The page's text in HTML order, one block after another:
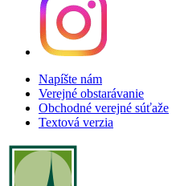
Napíšte nám
Verejné obstarávanie
Obchodné verejné súťaže
Textová verzia